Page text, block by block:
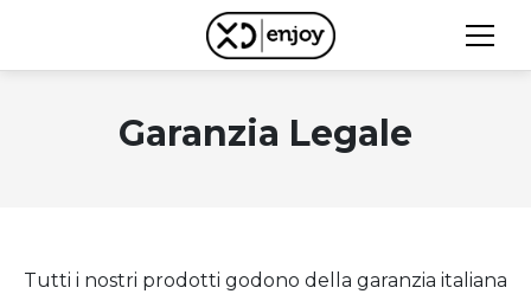
Garanzia Legale
Tutti i nostri prodotti godono della garanzia italiana